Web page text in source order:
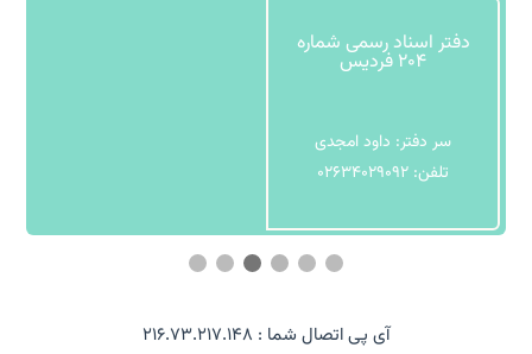
دفتر اسناد رسمی شماره
204 فردیس
سر دفتر: داود امجدی
تلفن: 02634029092
آی پی اتصال شما : 216.73.217.148